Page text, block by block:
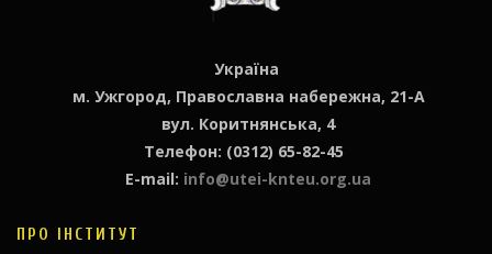
Україна
м. Ужгород, Православна набережна, 21-А
вул. Коритнянська, 4
Телефон: (0312) 65-82-45
E-mail: info@utei-knteu.org.ua
ПРО ІНСТИТУТ